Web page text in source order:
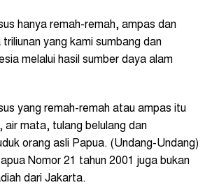
hanya remah-remah, ampas dan
yang kami sumbang dan
melalui hasil sumber daya alam
yang remah-remah atau ampas itu
air mata, tulang belulang dan
orang asli Papua. (Undang-Undang)
Nomor 21 tahun 2001 juga bukan
dari Jakarta.